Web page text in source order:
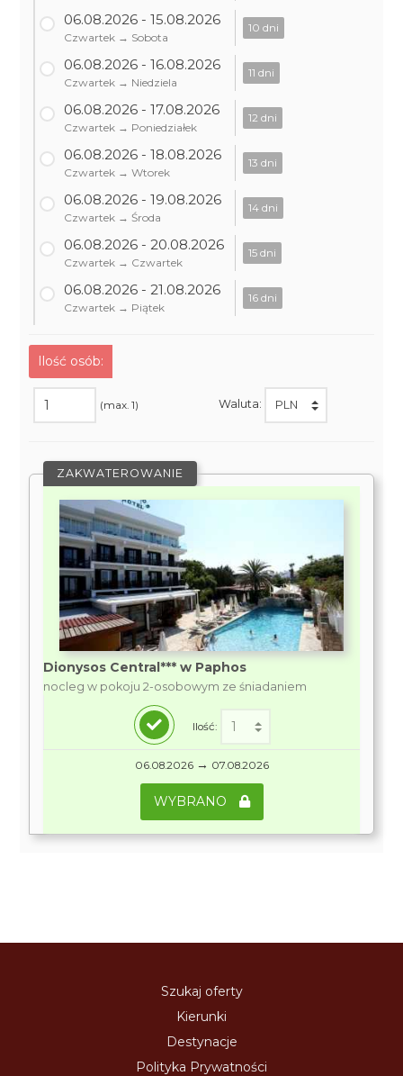
06.08.2026 - 15.08.2026
Czwartek → Sobota
10 dni
06.08.2026 - 16.08.2026
Czwartek → Niedziela
11 dni
06.08.2026 - 17.08.2026
Czwartek → Poniedziałek
12 dni
06.08.2026 - 18.08.2026
Czwartek → Wtorek
13 dni
06.08.2026 - 19.08.2026
Czwartek → Środa
14 dni
06.08.2026 - 20.08.2026
Czwartek → Czwartek
15 dni
06.08.2026 - 21.08.2026
Czwartek → Piątek
16 dni
Ilość osób:
(max. 1) Waluta:
ZAKWATEROWANIE
Dionysos Central*** w Paphos
nocleg w pokoju 2-osobowym ze śniadaniem
Ilość:
06.08.2026 → 07.08.2026
WYBRANO
Szukaj oferty
Kierunki
Destynacje
Polityka Prywatności